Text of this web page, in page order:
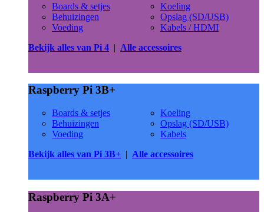
Boards & setjes
Behuizingen
Voeding
Koeling
Opslag (SD/USB)
Kabels / HDMI
Bekijk alles van Pi 4 | Alle accessoires
Raspberry Pi 3B+
Boards & setjes
Behuizingen
Voeding
Koeling
Opslag (SD/USB)
Kabels
Bekijk alles van Pi 3B+ | Alle accessoires
Raspberry Pi 3A+